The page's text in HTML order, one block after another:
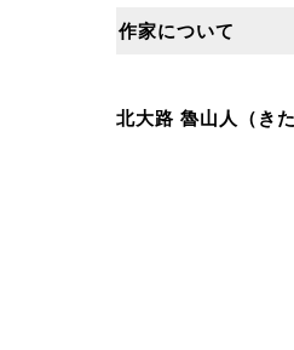
作家について
北⼤路 魯⼭⼈（き